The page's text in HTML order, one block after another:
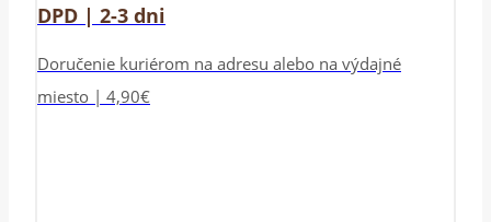
DPD | 2-3 dni
Doručenie kuriérom na adresu alebo na výdajné
miesto | 4,90€